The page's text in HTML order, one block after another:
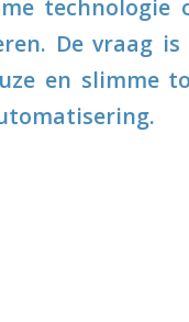
technologie
De vraag
en slimme